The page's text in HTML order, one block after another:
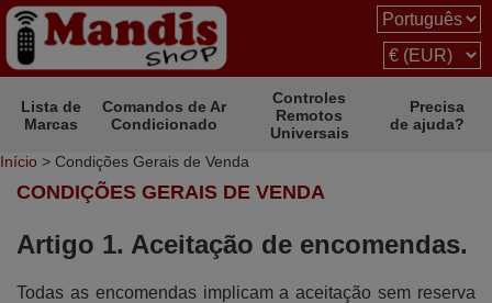
Lista de
Marcas
Comandos de Ar
Condicionado
Controles
Remotos
Universais
Precisa
de ajuda?
Início > Condições Gerais de Venda
CONDIÇÕES GERAIS DE VENDA
Artigo 1. Aceitação de encomendas.
Todas as encomendas implicam a aceitação sem reserva